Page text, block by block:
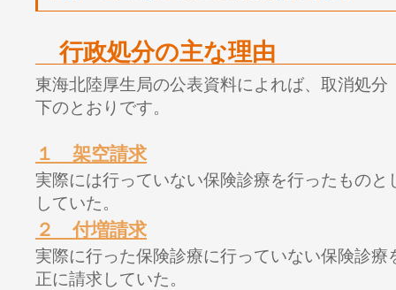
行政処分の主な理由
東海北陸厚生局の公表資料によれば、取消処
下のとおりです。
１ 架空請求
実際には行っていない保険診療を行ったもの
していた。
２ 付増請求
実際に行った保険診療に行っていない保険診
正に請求していた。